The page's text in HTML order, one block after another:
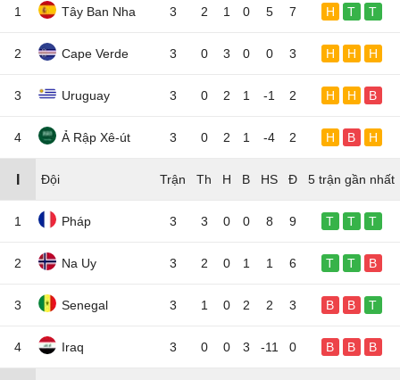
1 Tây Ban Nha 3 2 1 0 5 7 H T T
2 Cape Verde 3 0 3 0 0 3 H H H
3 Uruguay 3 0 2 1 -1 2 H H B
4 Ả Rập Xê-út 3 0 2 1 -4 2 H B H
Đội 5 trận gần nhất
1 Pháp 3 3 0 0 8 9 T T T
2 Na Uy 3 2 0 1 1 6 T T B
3 Senegal 3 1 0 2 2 3 B B T
4 Iraq 3 0 0 3 -11 0 B B B